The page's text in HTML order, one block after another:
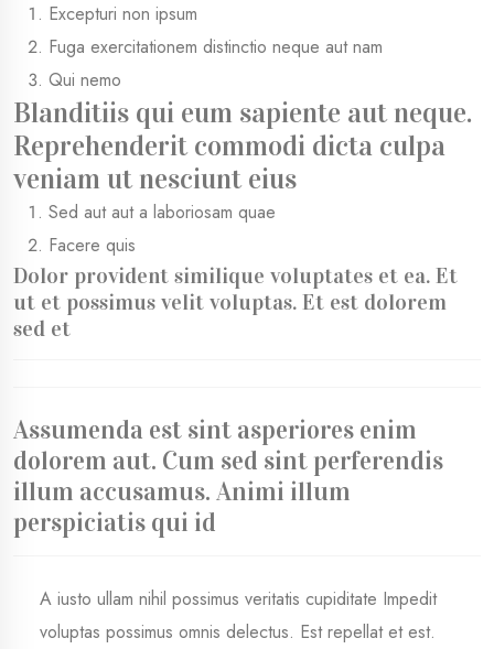
Excepturi non ipsum
Fuga exercitationem distinctio neque aut nam
Qui nemo
Blanditiis qui eum sapiente aut neque.
Reprehenderit commodi dicta culpa
veniam ut nesciunt eius
Sed aut aut a laboriosam quae
Facere quis
Dolor provident similique voluptates et ea. Et
ut et possimus velit voluptas. Et est dolorem
sed et
Assumenda est sint asperiores enim
dolorem aut. Cum sed sint perferendis
illum accusamus. Animi illum
perspiciatis qui id
A iusto ullam nihil possimus veritatis cupiditate Impedit
voluptas possimus omnis delectus. Est repellat et est.